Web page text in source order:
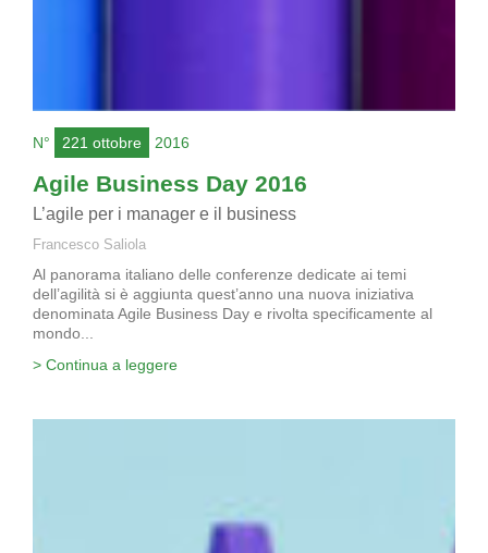
N° 221 ottobre 2016
Agile Business Day 2016
L’agile per i manager e il business
Francesco Saliola
Al panorama italiano delle conferenze dedicate ai temi
dell’agilità si è aggiunta quest’anno una nuova iniziativa
denominata Agile Business Day e rivolta specificamente al
mondo...
> Continua a leggere